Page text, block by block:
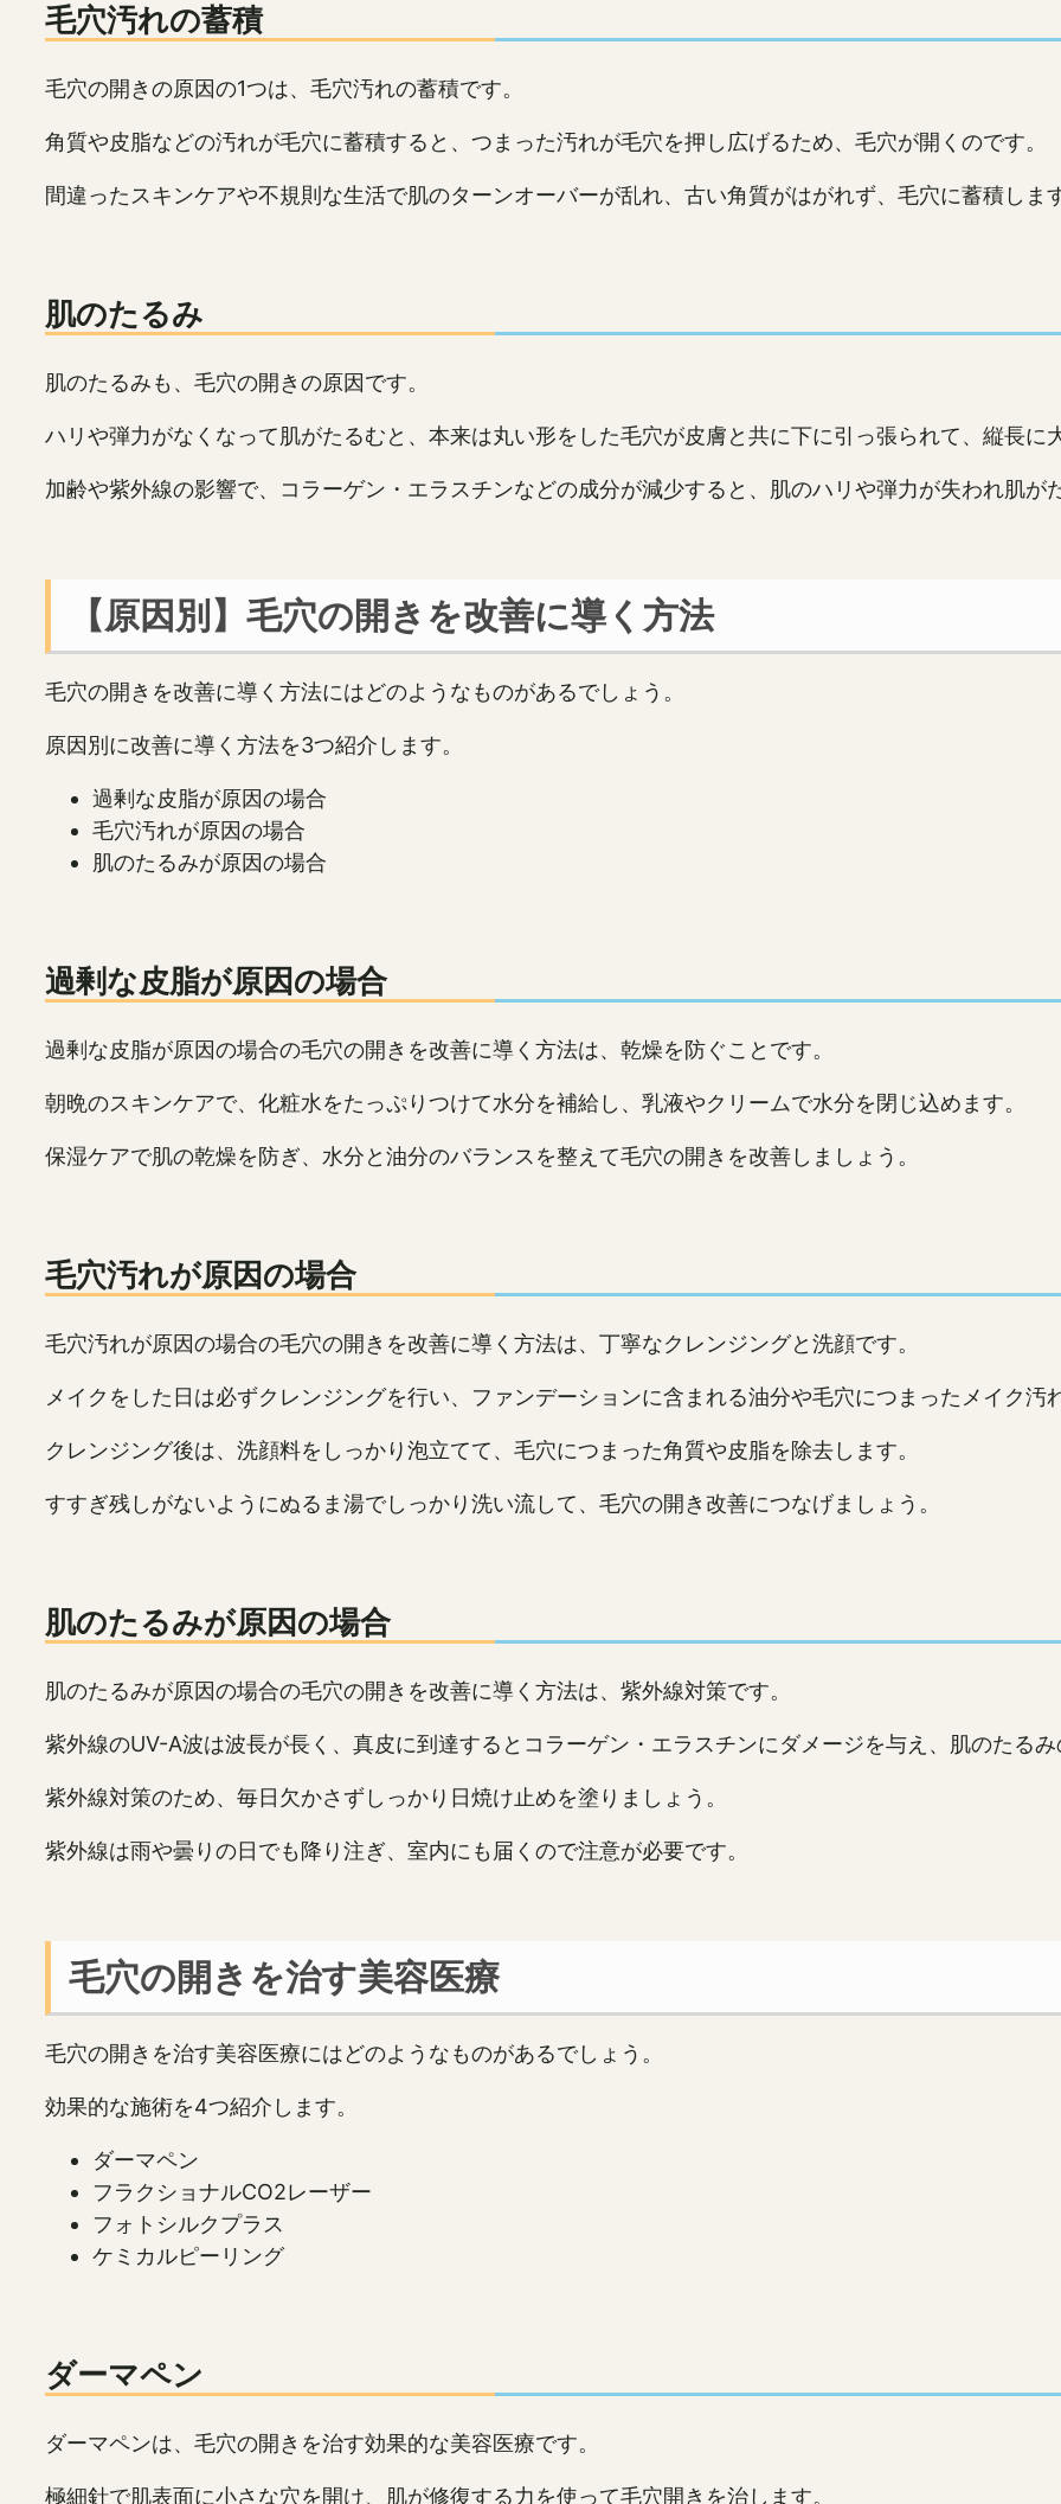
毛穴汚れの蓄積
毛穴の開きの原因の1つは、毛穴汚れの蓄積です。
角質や皮脂などの汚れが毛穴に蓄積すると、つまった汚れが毛穴を押し広げるため、毛穴が開くのです。
間違ったスキンケアや不規則な生活で肌のターンオーバーが乱れ、古い角質がはがれず、毛穴に蓄積しま
肌のたるみ
肌のたるみも、毛穴の開きの原因です。
ハリや弾力がなくなって肌がたるむと、本来は丸い形をした毛穴が皮膚と共に下に引っ張られて、縦長に
加齢や紫外線の影響で、コラーゲン・エラスチンなどの成分が減少すると、肌のハリや弾力が失われ肌が
【原因別】毛穴の開きを改善に導く方法
毛穴の開きを改善に導く方法にはどのようなものがあるでしょう。
原因別に改善に導く方法を3つ紹介します。
過剰な皮脂が原因の場合
毛穴汚れが原因の場合
肌のたるみが原因の場合
過剰な皮脂が原因の場合
過剰な皮脂が原因の場合の毛穴の開きを改善に導く方法は、乾燥を防ぐことです。
朝晩のスキンケアで、化粧水をたっぷりつけて水分を補給し、乳液やクリームで水分を閉じ込めます。
保湿ケアで肌の乾燥を防ぎ、水分と油分のバランスを整えて毛穴の開きを改善しましょう。
毛穴汚れが原因の場合
毛穴汚れが原因の場合の毛穴の開きを改善に導く方法は、丁寧なクレンジングと洗顔です。
メイクをした日は必ずクレンジングを行い、ファンデーションに含まれる油分や毛穴につまったメイク汚
クレンジング後は、洗顔料をしっかり泡立てて、毛穴につまった角質や皮脂を除去します。
すすぎ残しがないようにぬるま湯でしっかり洗い流して、毛穴の開き改善につなげましょう。
肌のたるみが原因の場合
肌のたるみが原因の場合の毛穴の開きを改善に導く方法は、紫外線対策です。
紫外線のUV-A波は波長が長く、真皮に到達するとコラーゲン・エラスチンにダメージを与え、肌のたる
紫外線対策のため、毎日欠かさずしっかり日焼け止めを塗りましょう。
紫外線は雨や曇りの日でも降り注ぎ、室内にも届くので注意が必要です。
毛穴の開きを治す美容医療
毛穴の開きを治す美容医療にはどのようなものがあるでしょう。
効果的な施術を4つ紹介します。
ダーマペン
フラクショナルCO2レーザー
フォトシルクプラス
ケミカルピーリング
ダーマペン
ダーマペンは、毛穴の開きを治す効果的な美容医療です。
極細針で肌表面に小さな穴を開け、肌が修復する力を使って毛穴開きを治します。